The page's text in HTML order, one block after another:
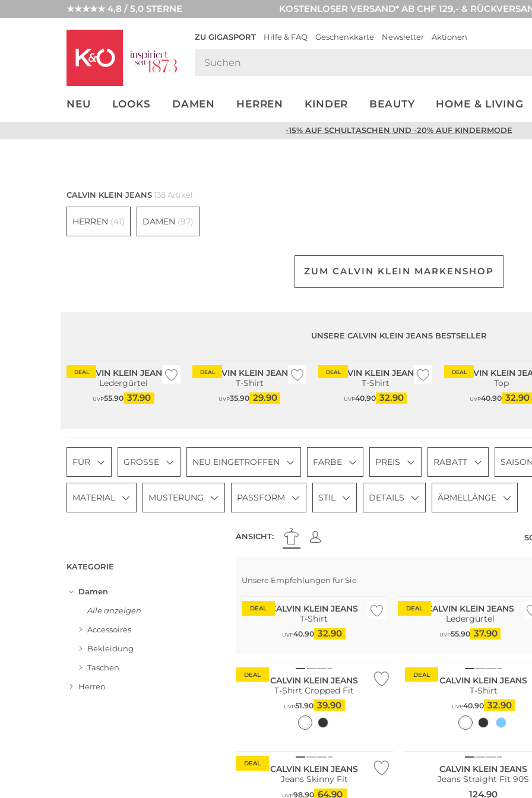
★★★★★ 4,8 / 5,0 STERNE KOSTENLOSER VERSAND* AB CHF 129,- &
ZU GIGASPORT Hilfe & FAQ Geschenkkarte Newsletter Aktionen
NEU LOOKS DAMEN HERREN KINDER BEAUTY HOME & LIVING
NEW IN
WEDDING
-15% AUF SCHULTASCHEN UND -20% AUF KINDERMODE
CALVIN KLEIN JEANS138 Artikel
HERREN (41) DAMEN (97)
ZUM CALVIN KLEIN MARKENSHOP
UNSERE CALVIN KLEIN JEANS BESTSELLER
DEALCALVIN KLEIN JEANS
Ledergürtel
UVP55.90 37.90
DEALCALVIN KLEIN JEANS
T-Shirt
UVP35.90 29.90
DEALCALVIN KLEIN JEANS
T-Shirt
UVP40.90 32.90
DEALCALVIN KLEIN
Top
UVP40.90 32.90
FÜR GRÖSSE NEU EINGETROFFEN FARBE PREIS RABATT SAISON
MATERIAL MUSTERUNG PASSFORM STIL DETAILS ÄRMELLÄNGE
ANSICHT:
KATEGORIE
Damen
Alle anzeigen
Accessoires
Bekleidung
Taschen
Herren
Unsere Empfehlungen für Sie
DEAL
CALVIN KLEIN JEANS
T-Shirt
UVP40.90 32.90
DEAL
CALVIN KLEIN JEANS
Ledergürtel
UVP55.90 37.90
DEAL
CALVIN KLEIN JEANS
T-Shirt Cropped Fit
UVP51.90 39.90
DEAL
CALVIN KLEIN JEANS
T-Shirt
UVP40.90 32.90
DEAL
CALVIN KLEIN JEANS
Jeans Skinny Fit
UVP98.90 64.90
CALVIN KLEIN JEANS
Jeans Straight Fit 90S
124.90